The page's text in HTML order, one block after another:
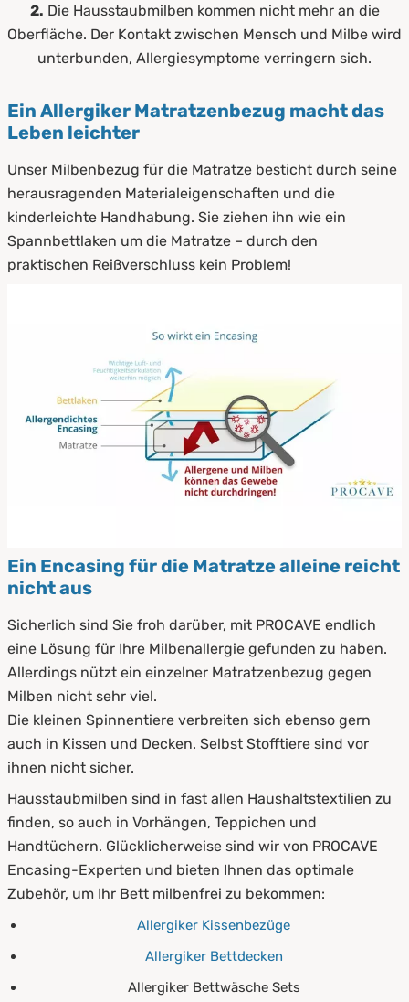
2. Die Hausstaubmilben kommen nicht mehr an die
Oberfläche. Der Kontakt zwischen Mensch und Milbe wird
unterbunden, Allergiesymptome verringern sich.
Ein Allergiker Matratzenbezug macht das
Leben leichter
Unser Milbenbezug für die Matratze besticht durch seine
herausragenden Materialeigenschaften und die
kinderleichte Handhabung. Sie ziehen ihn wie ein
Spannbettlaken um die Matratze – durch den
praktischen Reißverschluss kein Problem!
Ein Encasing für die Matratze alleine reicht
nicht aus
Sicherlich sind Sie froh darüber, mit PROCAVE endlich
eine Lösung für Ihre Milbenallergie gefunden zu haben.
Allerdings nützt ein einzelner Matratzenbezug gegen
Milben nicht sehr viel.
Die kleinen Spinnentiere verbreiten sich ebenso gern
auch in Kissen und Decken. Selbst Stofftiere sind vor
ihnen nicht sicher.
Hausstaubmilben sind in fast allen Haushaltstextilien zu
finden, so auch in Vorhängen, Teppichen und
Handtüchern. Glücklicherweise sind wir von PROCAVE
Encasing-Experten und bieten Ihnen das optimale
Zubehör, um Ihr Bett milbenfrei zu bekommen:
Allergiker Kissenbezüge
Allergiker Bettdecken
Allergiker Bettwäsche Sets